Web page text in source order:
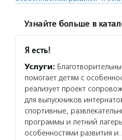
Узнайте больше в
Я есть!
Услуги:
помогает детям с
реализует проект
для выпускников
спортивные,
программы и летний
особенностями развития и…